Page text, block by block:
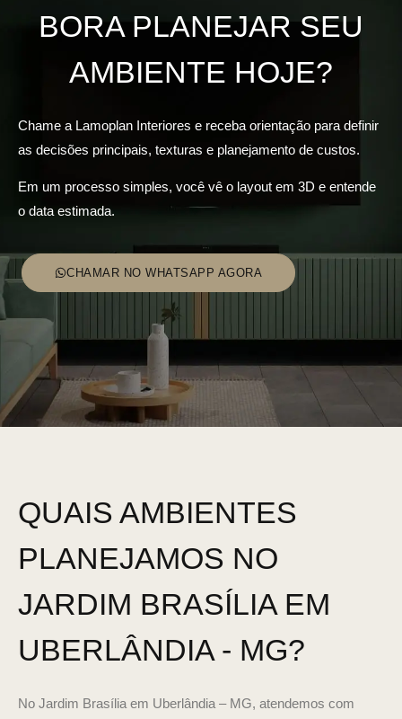
BORA PLANEJAR SEU
AMBIENTE HOJE?
Chame a Lamoplan Interiores e receba orientação para definir
as decisões principais, texturas e planejamento de custos.
Em um processo simples, você vê o layout em 3D e entende
o data estimada.
CHAMAR NO WHATSAPP AGORA
QUAIS AMBIENTES
PLANEJAMOS NO
JARDIM BRASÍLIA EM
UBERLÂNDIA - MG?
No Jardim Brasília em Uberlândia – MG, atendemos com